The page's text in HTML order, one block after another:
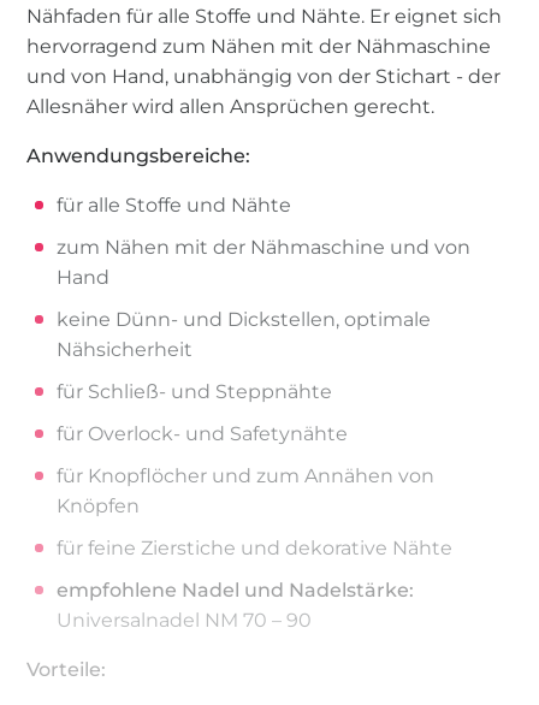
Nähfaden für alle Stoffe und Nähte. Er eignet sich
hervorragend zum Nähen mit der Nähmaschine
und von Hand, unabhängig von der Stichart - der
Allesnäher wird allen Ansprüchen gerecht.
Anwendungsbereiche:
für alle Stoffe und Nähte
zum Nähen mit der Nähmaschine und von
Hand
keine Dünn- und Dickstellen, optimale
Nähsicherheit
für Schließ- und Steppnähte
für Overlock- und Safetynähte
für Knopflöcher und zum Annähen von
Knöpfen
für feine Zierstiche und dekorative Nähte
empfohlene Nadel und Nadelstärke:
Universalnadel NM 70 – 90
Vorteile: